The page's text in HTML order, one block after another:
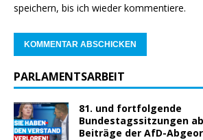
speichern, bis ich wieder kommentiere.
PARLAMENTSARBEIT
81. und fortfolgende
Bundestagssitzungen ab
Beiträge der AfD-